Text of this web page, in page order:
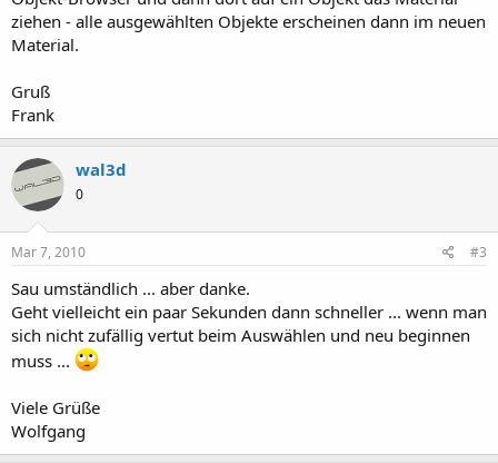
ziehen - alle ausgewählten Objekte erscheinen dann im neuen
Material.
Gruß
Frank
wal3d
0
Mar 7, 2010 #3
Sau umständlich ... aber danke.
Geht vielleicht ein paar Sekunden dann schneller ... wenn man
sich nicht zufällig vertut beim Auswählen und neu beginnen
muss ...
Viele Grüße
Wolfgang